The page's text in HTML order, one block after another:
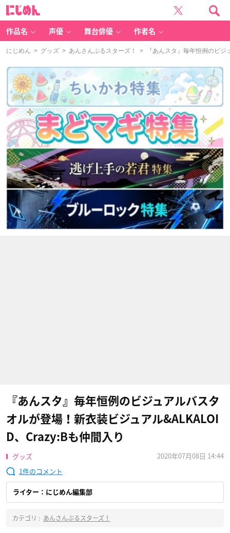
作品名 声優 舞台俳優 作者名
にじめん > グッズ > あんさんぶるスターズ！ > 『あんスタ』毎年恒例のビジ
『あんスタ』毎年恒例のビジュアルバスタ
オルが登場！新衣装ビジュアル&ALKALOI
D、Crazy:Bも仲間入り
グッズ
2020年07月08日 14:44
1
ライター：にじめん編集部
カテゴリ : あんさんぶるスターズ！